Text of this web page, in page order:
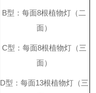
B型：每面8根植物灯（二
面）
C型：每面8根植物灯（三
面）
D型：每面13根植物灯（三